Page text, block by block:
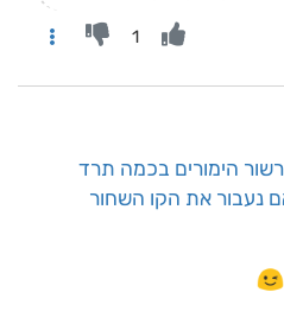
1
הימורים בכמה תרד
נעבור את הקו השחור